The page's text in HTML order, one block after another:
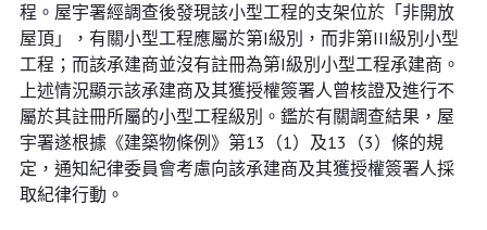
程。屋宇署經調查後發現該小型工程的支架位於「非開放
屋頂」，有關小型工程應屬於第I級別，而非第III級別小型
工程；而該承建商並沒有註冊為第I級別小型工程承建商。
上述情況顯示該承建商及其獲授權簽署人曾核證及進行不
屬於其註冊所屬的小型工程級別。鑑於有關調查結果，屋
宇署遂根據《建築物條例》第13（1）及13（3）條的規
定，通知紀律委員會考慮向該承建商及其獲授權簽署人採
取紀律行動。